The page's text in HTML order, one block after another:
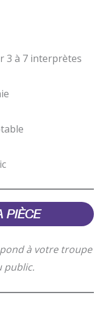
3 à 7 interprètes
PIÈCE
à votre troupe
public.